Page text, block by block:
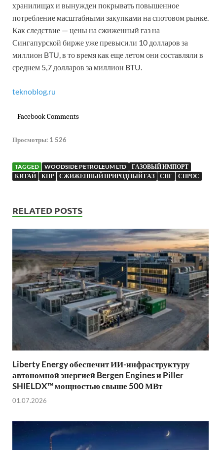
хранилищах и вынужден покрывать повышенное
потребление масштабными закупками на спотовом рынке.
Как следствие — цены на сжиженный газ на
Сингапурской бирже уже превысили 10 долларов за
миллион BTU, в то время как еще летом они составляли в
среднем 5,7 долларов за миллион BTU.
teknoblog.ru
Facebook Comments
Просмотры: 1 526
TAGGED WOODSIDE PETROLEUM LTD
ГАЗОВЫЙ ИМПОРТ
КИТАЙ
КНР СЖИЖЕННЫЙ ПРИРОДНЫЙ ГАЗ СПГ СПРОС
RELATED POSTS
Liberty Energy обеспечит ИИ-инфраструктуру
автономной энергией Bergen Engines и Piller
SHIELDX™ мощностью свыше 500 МВт
01.07.2026